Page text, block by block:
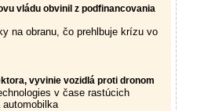
vládu obvinil z podfinancovania
na obranu, čo prehlbuje krízu vo
vyvinie vozidlá proti dronom
v čase rastúcich